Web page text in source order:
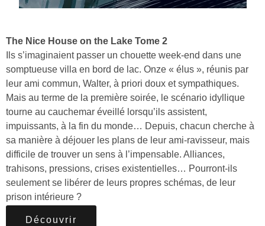
The Nice House on the Lake Tome 2
Ils s’imaginaient passer un chouette week-end dans une
somptueuse villa en bord de lac. Onze « élus », réunis par
leur ami commun, Walter, à priori doux et sympathiques.
Mais au terme de la première soirée, le scénario idyllique
tourne au cauchemar éveillé lorsqu’ils assistent,
impuissants, à la fin du monde… Depuis, chacun cherche à
sa manière à déjouer les plans de leur ami-ravisseur, mais
difficile de trouver un sens à l’impensable. Alliances,
trahisons, pressions, crises existentielles… Pourront-ils
seulement se libérer de leurs propres schémas, de leur
prison intérieure ?
Découvrir